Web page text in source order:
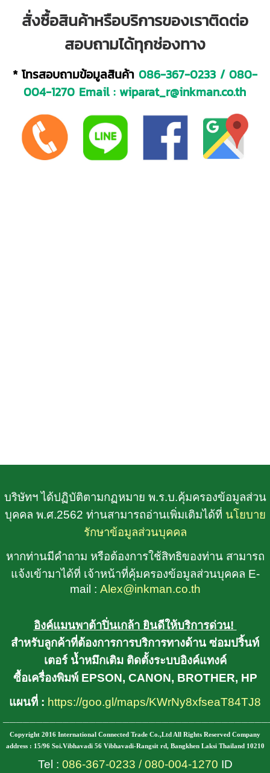
สั่งซื้อสินค้าหรือบริการของเราติดต่อ
สอบถามได้ทุกช่องทาง
* โทรสอบถามข้อมูลสินค้า 086-367-0233/ 080-
004-1270 Email :wiparat_r@inkman.co.th
บริษัทฯ ได้ปฏิบัติตามกฏหมาย พ.ร.บ.คุ้มครองข้อมูลส่วน
บุคคล พ.ศ.2562 ท่านสามารถอ่านเพิ่มเติมได้ที่ นโยบาย
รักษาข้อมูลส่วนบุคคล
หากท่านมีคำถาม หรือต้องการใช้สิทธิของท่าน สามารถ
แจ้งเข้ามาได้ที่ เจ้าหน้าที่คุ้มครองข้อมูลส่วนบุคคล E-
mail : Alex@inkman.co.th
อิงค์แมนพาต้าปิ่นเกล้า ยินดีให้บริการด่วน!
สำหรับลูกค้าที่ต้องการการบริการทางด้าน ซ่อมปริ้นท์
เตอร์ น้ำหมึกเติม ติดตั้งระบบอิงค์แทงค์
ซื้อเครื่องพิมพ์ EPSON, CANON, BROTHER, HP
แผนที่ : https://goo.gl/maps/KWrNy8xfseaT84TJ8
Copyright 2016 International Connected Trade Co.,Ltd All Rights Reserved Company
address : 15/96 Soi.Vibhavadi 56 Vibhavadi-Rangsit rd, Bangkhen Laksi Thailand 10210
Tel : 086-367-0233 /080-004-1270 ID